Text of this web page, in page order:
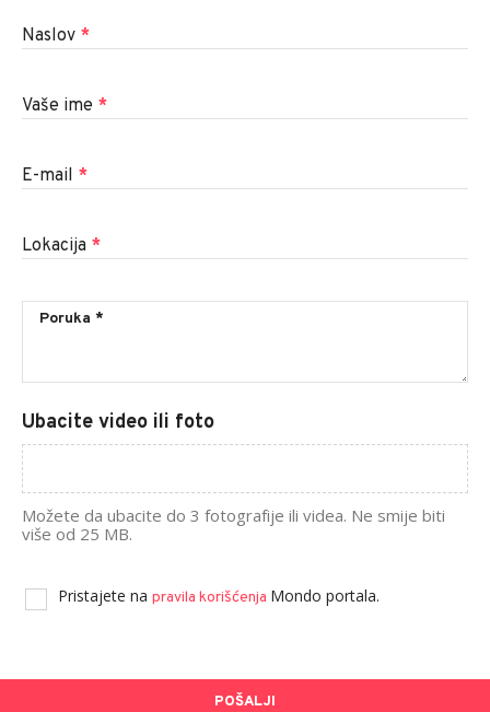
Naslov *
Vaše ime *
E-mail *
Lokacija *
Ubacite video ili foto
Možete da ubacite do 3 fotografije ili videa. Ne smije biti
više od 25 MB.
Pristajete na pravila korišćenja Mondo portala.
POŠALJI